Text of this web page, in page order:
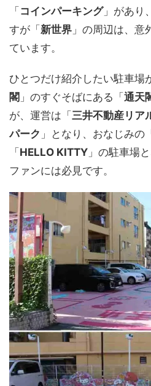
「 コインパーキング」があり
すが「 新世界 」の周辺は、意
ています。
ひとつだけ紹介したい駐車場
閣 」のすぐそばにある「 通天
が、運営は「 三井不動産リア
パーク 」となり、おなじみの「
「 HELLO KITTY 」の駐車場
ファンには必見です。